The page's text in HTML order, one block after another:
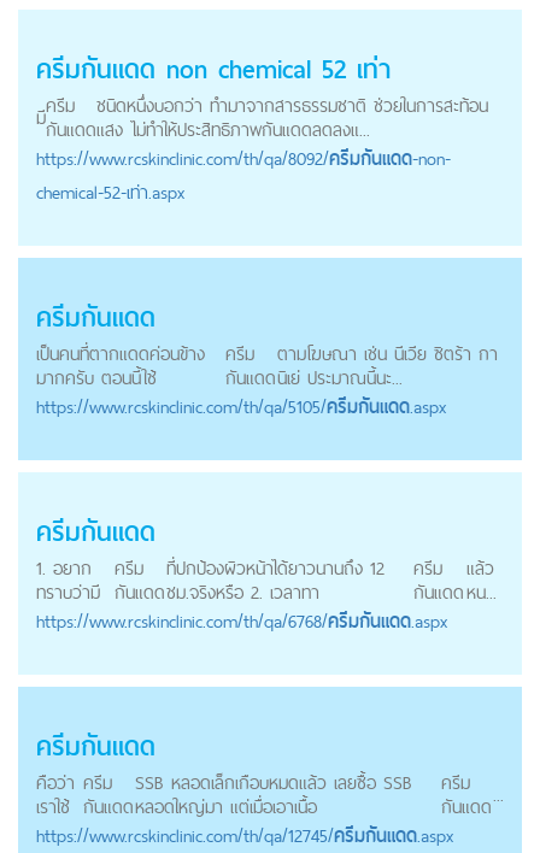
ครีมกันแดด non chemical 52 เท่า
มีครีม
กันแดด
ชนิดหนึ่งบอกว่า ทำมาจากสารธรรมชาติ ช่วยในการสะท้อน
แสง ไม่ทำให้ประสิทธิภาพกันแดดลดลงแ...
https://www.rcskinclinic.com/th/qa/8092/ครีมกันแดด-non-
chemical-52-เท่า.aspx
ครีมกันแดด
เป็นคนที่ตากแดดค่อนข้าง
มากครับ ตอนนี้ใช้
ครีม
กันแดด
ตามโฆษณา เช่น นีเวีย ซิตร้า กา
นิเย่ ประมาณนี้นะ...
https://www.rcskinclinic.com/th/qa/5105/ครีมกันแดด.aspx
ครีมกันแดด
1. อยาก
ทราบว่ามี
ครีม
กันแดด
ที่ปกป้องผิวหน้าได้ยาวนานถึง 12
ชม.จริงหรือ 2. เวลาทา
ครีม
กันแดด
แล้ว
หน...
https://www.rcskinclinic.com/th/qa/6768/ครีมกันแดด.aspx
ครีมกันแดด
คือว่า
เราใช้
ครีม
กันแดด
SSB หลอดเล็กเกือบหมดแล้ว เลยซื้อ SSB
หลอดใหญ่มา แต่เมื่อเอาเนื้อ
ครีม
กันแดด...
https://www.rcskinclinic.com/th/qa/12745/ครีมกันแดด.aspx